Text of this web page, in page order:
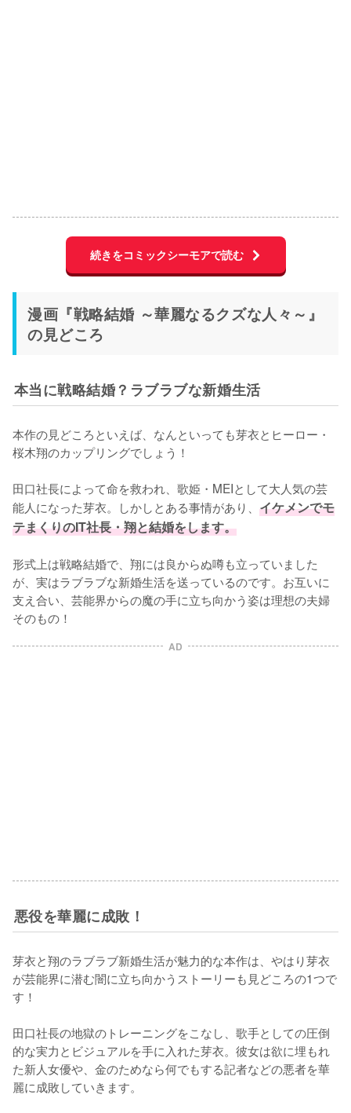
続きをコミックシーモアで読む
漫画『戦略結婚 ～華麗なるクズな人々～』
の見どころ
本当に戦略結婚？ラブラブな新婚生活
本作の見どころといえば、なんといっても芽衣とヒーロー・
桜木翔のカップリングでしょう！
田口社長によって命を救われ、歌姫・MEIとして大人気の芸
能人になった芽衣。しかしとある事情があり、 イケメンでモ
テまくりのIT社長・翔と結婚をします。
形式上は戦略結婚で、翔には良からぬ噂も立っていました
が、実はラブラブな新婚生活を送っているのです。お互いに
支え合い、芸能界からの魔の手に立ち向かう姿は理想の夫婦
そのもの！
AD
悪役を華麗に成敗！
芽衣と翔のラブラブ新婚生活が魅力的な本作は、やはり芽衣
が芸能界に潜む闇に立ち向かうストーリーも見どころの1つで
す！
田口社長の地獄のトレーニングをこなし、歌手としての圧倒
的な実力とビジュアルを手に入れた芽衣。彼女は欲に埋もれ
た新人女優や、金のためなら何でもする記者などの悪者を華
麗に成敗していきます。